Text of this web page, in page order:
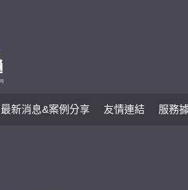
最新消息&案例分享 友情連結 服務